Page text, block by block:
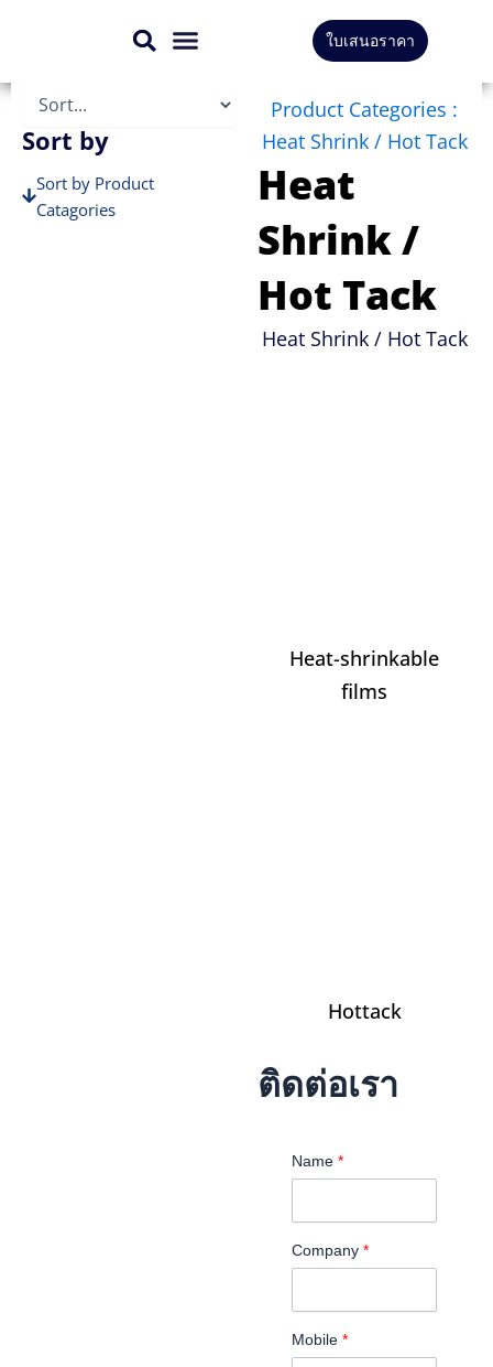
content
ใบเสนอราคา
Sort by
Sort by Product
Catagories
Product Categories :
Heat Shrink / Hot Tack
Heat
Shrink /
Hot Tack
Heat Shrink / Hot Tack
Heat-shrinkable
films
Hottack
ติดต่อเรา
Name *
Company *
Mobile *